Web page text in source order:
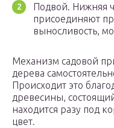
Подвой. Нижняя
присоединяют
выносливость,
Механизм садовой
дерева
Происходит это
древесины,
находится разу под
цвет.